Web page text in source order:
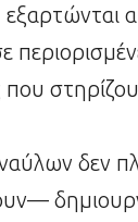
εξαρτώνται
δεν